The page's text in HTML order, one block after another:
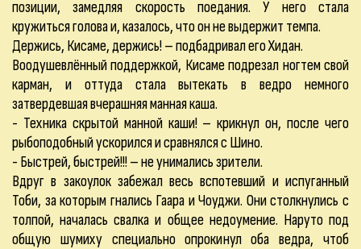
позиции, замедляя скорость поедания. У него стала
кружиться голова и, казалось, что он не выдержит темпа.
Держись, Кисаме, держись! – подбадривал его Хидан.
Воодушевлённый поддержкой, Кисаме подрезал ногтем свой
карман, и оттуда стала вытекать в ведро немного
затвердевшая вчерашняя манная каша.
- Техника скрытой манной каши! – крикнул он, после чего
рыбоподобный ускорился и сравнялся с Шино.
- Быстрей, быстрей!!! – не унимались зрители.
Вдруг в закоулок забежал весь вспотевший и испуганный
Тоби, за которым гнались Гаара и Чоуджи. Они столкнулись с
толпой, началась свалка и общее недоумение. Наруто под
общую шумиху специально опрокинул оба ведра, чтоб